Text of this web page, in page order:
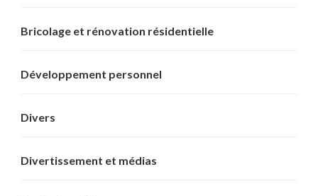
Bricolage et rénovation résidentielle
Développement personnel
Divers
Divertissement et médias